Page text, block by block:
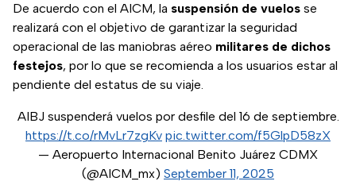
De acuerdo con el AICM, la suspensión de vuelos se
realizará con el objetivo de garantizar la seguridad
operacional de las maniobras aéreo militares de dichos
festejos, por lo que se recomienda a los usuarios estar al
pendiente del estatus de su viaje.
AIBJ suspenderá vuelos por desfile del 16 de septiembre.
https://t.co/rMvLr7zgKv pic.twitter.com/f5GlpD58zX
— Aeropuerto Internacional Benito Juárez CDMX
(@AICM_mx) September 11, 2025